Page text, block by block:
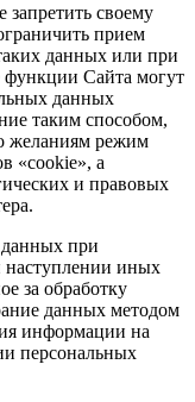
своему
прием
данных или при
Сайта могут
данных
таким способом,
желаниям режим
«cookie», а
и правовых
при
наступлении иных
за обработку
данных методом
информации на
персональных